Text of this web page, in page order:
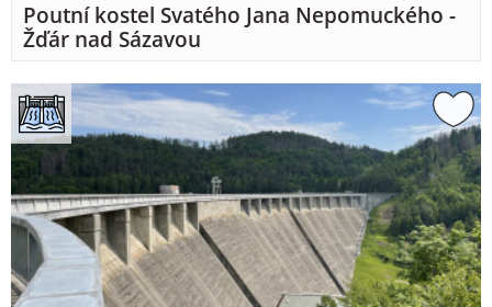
Poutní kostel Svatého Jana Nepomuckého -
Žďár nad Sázavou